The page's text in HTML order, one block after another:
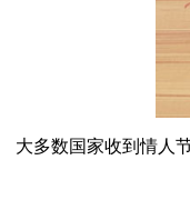
大多数国家收到情人